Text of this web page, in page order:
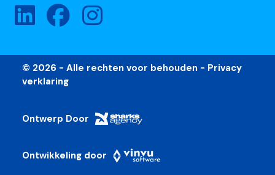
© 2026 - Alle rechten voor behouden - Privacy
verklaring
Ontwerp Door
Ontwikkeling door